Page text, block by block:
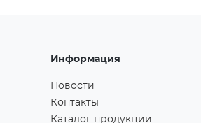
Информация
Новости
Контакты
Каталог продукции